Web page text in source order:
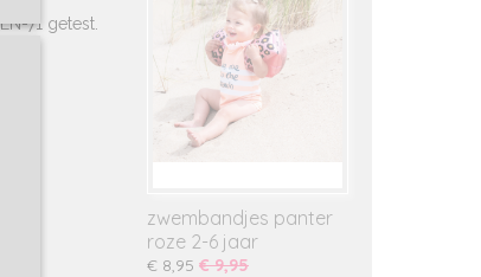
71 getest.
zwembandjes panter
roze 2-6 jaar
€ 8,95 € 9,95